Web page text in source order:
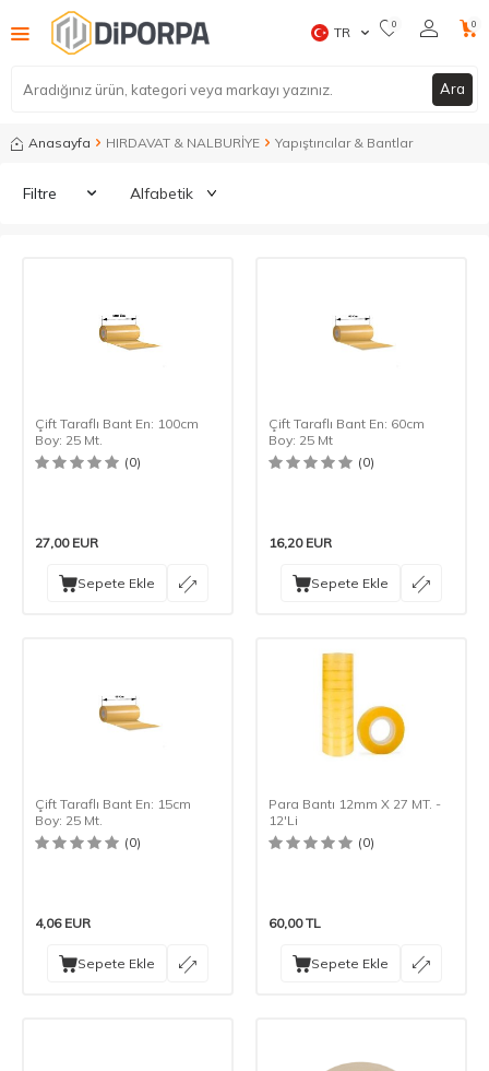
Ara
TR 0 0
Anasayfa HIRDAVAT & NALBURİYE Yapıştırıcılar & Bantlar
Filtre
Çift Taraflı Bant En: 100cm
Boy: 25 Mt.
(0)
27,00EUR
Sepete Ekle
Çift Taraflı Bant En: 60cm
Boy: 25 Mt
(0)
16,20EUR
Sepete Ekle
Çift Taraflı Bant En: 15cm
Boy: 25 Mt.
(0)
4,06EUR
Sepete Ekle
Para Bantı 12mm X 27 MT. -
12'Li
(0)
60,00TL
Sepete Ekle